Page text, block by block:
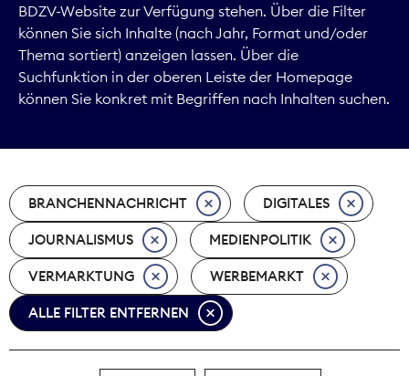
Digitales
Kommunikation
Marktdaten
Nachhaltigkeit
Nachwuchs
Nova Award
BDZV-Website zur Verfügung stehen. Über die Filter
können Sie sich Inhalte (nach Jahr, Format und/oder
Thema sortiert) anzeigen lassen. Über die
Suchfunktion in der oberen Leiste der Homepage
können Sie konkret mit Begriffen nach Inhalten suchen.
BRANCHENNACHRICHT DIGITALES
JOURNALISMUS MEDIENPOLITIK
VERMARKTUNG WERBEMARKT
ALLE FILTER ENTFERNEN